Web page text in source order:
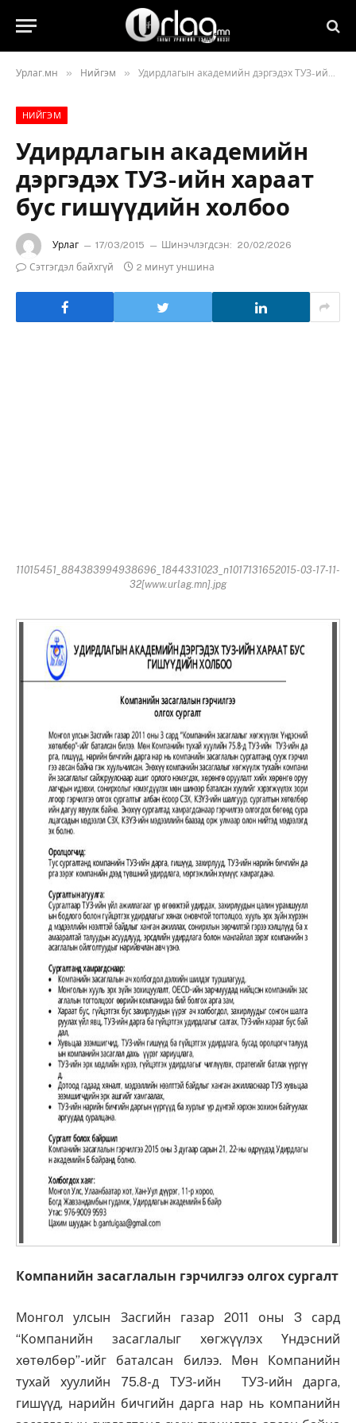
Урлаг.мн » Нийгэм » Удирдлагын академийн дэргэдэх ТУЗ-ийн хараат бус гишүүдийн холбоо
НИЙГЭМ
Удирдлагын академийн
дэргэдэх ТУЗ-ийн хараат
бус гишүүдийн холбоо
Урлаг 17/03/2015 Шинэчлэгдсэн: 20/02/2026
Сэтгэгдэл байхгүй
2 минут уншина
11015451_884383994938696_1844331023_n1017131652015-03-17-11-
32[www.urlag.mn].jpg
Компанийн засаглалын гэрчилгээ олгох сургалт
Монгол улсын Засгийн газар 2011 оны 3 сард
“Компанийн засаглалыг хөгжүүлэх Үндэсний
хөтөлбөр”-ийг баталсан билээ. Мөн Компанийн
тухай хуулийн 75.8-д ТУЗ-ийн ТУЗ-ийн дарга,
гишүүд, нарийн бичгийн дарга нар нь компанийн